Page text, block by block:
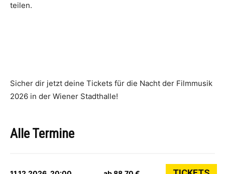
teilen.
Sicher dir jetzt deine Tickets für die Nacht der Filmmusik
2026 in der Wiener Stadthalle!
Alle Termine